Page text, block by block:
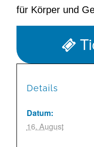
für Körper und
Details
Datum:
16. August